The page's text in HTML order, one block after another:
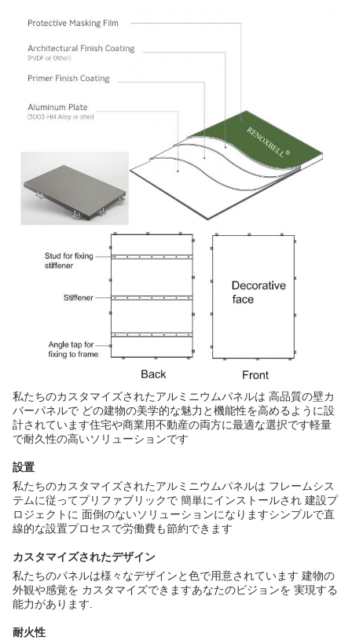
私たちのカスタマイズされたアルミニウムパネルは 高品質の壁カ
バーパネルで どの建物の美学的な魅力と機能性を高めるように設
計されています住宅や商業用不動産の両方に最適な選択です軽量
で耐久性の高いソリューションです
設置
私たちのカスタマイズされたアルミニウムパネルは フレームシス
テムに従ってプリファブリックで 簡単にインストールされ 建設プ
ロジェクトに 面倒のないソリューションになりますシンプルで直
線的な設置プロセスで労働費も節約できます
カスタマイズされたデザイン
私たちのパネルは様々なデザインと色で用意されています 建物の
外観や感覚を カスタマイズできますあなたのビジョンを 実現する
能力があります.
耐火性